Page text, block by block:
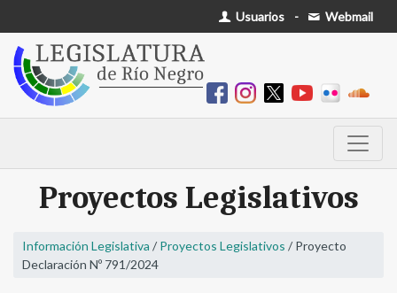
Usuarios - Webmail
Proyectos Legislativos
Información Legislativa / Proyectos Legislativos / Proyecto
Declaración Nº 791/2024